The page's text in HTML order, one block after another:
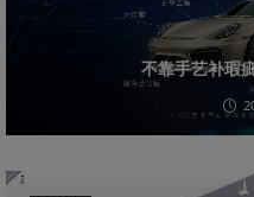
不靠手艺补瑕